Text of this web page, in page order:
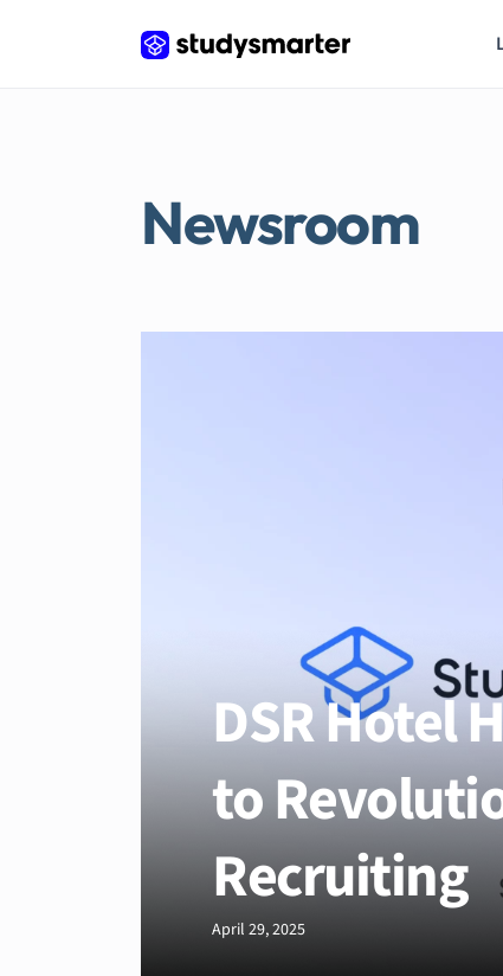
Newsroom
DSR Hotel
to
Recruiting
April 29, 2025